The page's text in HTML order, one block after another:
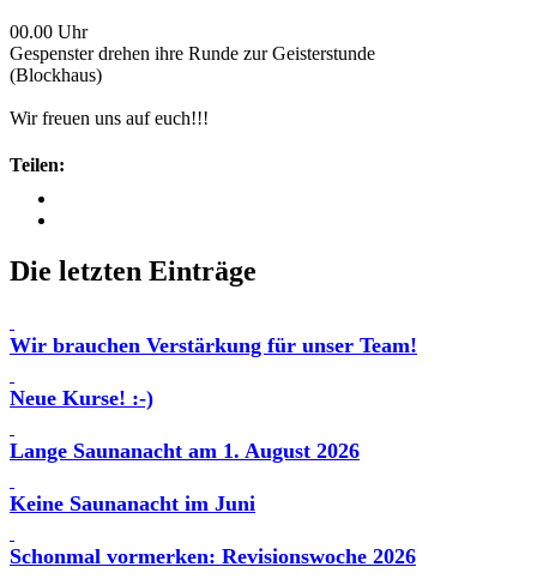
00.00 Uhr
Gespenster drehen ihre Runde zur Geisterstunde
(Blockhaus)
Wir freuen uns auf euch!!!
Teilen:
Die letzten Einträge
Wir brauchen Verstärkung für unser Team!
Neue Kurse! :-)
Lange Saunanacht am 1. August 2026
Keine Saunanacht im Juni
Schonmal vormerken: Revisionswoche 2026